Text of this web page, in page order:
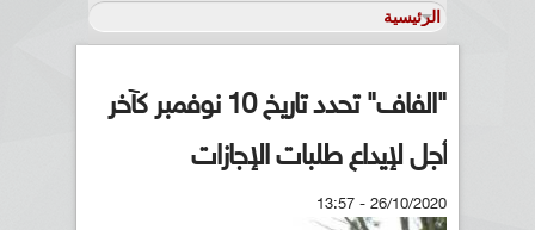
"الفاف" تحدد تاريخ 10 نوفمبر كآخر
أجل لإيداع طلبات الإجازات
26/10/2020 - 13:57